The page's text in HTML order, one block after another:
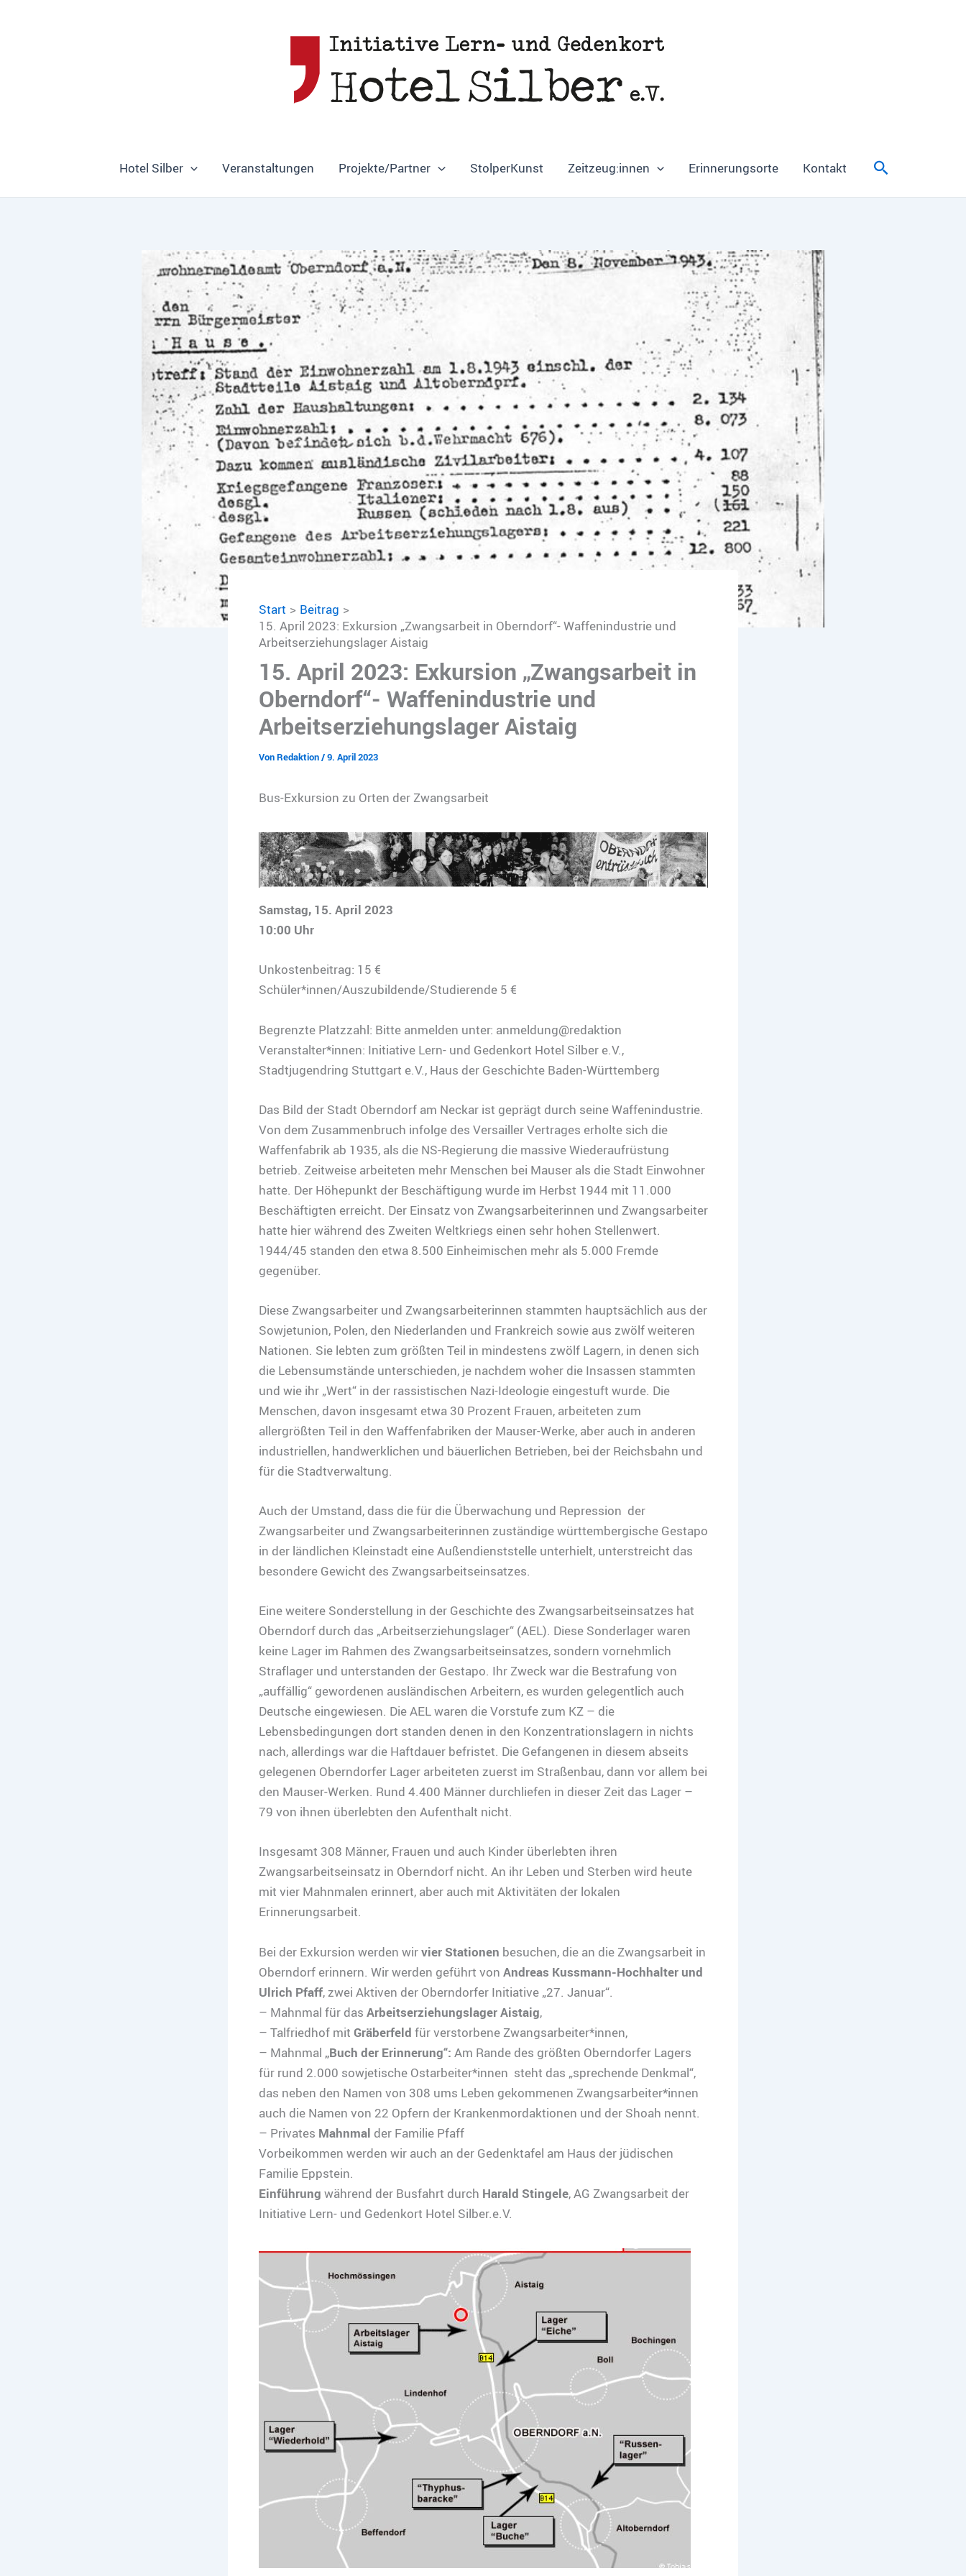
Hotel Silber Veranstaltungen Projekte/Partner StolperKunst Zeitzeug:innen Erinnerungsorte Kontakt Suchen
Start
Beitrag
15. April 2023: Exkursion „Zwangsarbeit in Oberndorf“- Waffenindustrie und
Arbeitserziehungslager Aistaig
15. April 2023: Exkursion „Zwangsarbeit in
Oberndorf“- Waffenindustrie und
Arbeitserziehungslager Aistaig
VonRedaktion/9. April 2023
Bus-Exkursion zu Orten der Zwangsarbeit
Samstag, 15. April 2023
10:00 Uhr
Unkostenbeitrag: 15 €
Schüler*innen/Auszubildende/Studierende 5 €
Begrenzte Platzzahl: Bitte anmelden unter: anmeldung@redaktion
Veranstalter*innen: Initiative Lern- und Gedenkort Hotel Silber e.V.,
Stadtjugendring Stuttgart e.V., Haus der Geschichte Baden-Württemberg
Das Bild der Stadt Oberndorf am Neckar ist geprägt durch seine Waffenindustrie.
Von dem Zusammenbruch infolge des Versailler Vertrages erholte sich die
Waffenfabrik ab 1935, als die NS-Regierung die massive Wiederaufrüstung
betrieb. Zeitweise arbeiteten mehr Menschen bei Mauser als die Stadt Einwohner
hatte. Der Höhepunkt der Beschäftigung wurde im Herbst 1944 mit 11.000
Beschäftigten erreicht. Der Einsatz von Zwangsarbeiterinnen und Zwangsarbeiter
hatte hier während des Zweiten Weltkriegs einen sehr hohen Stellenwert.
1944/45 standen den etwa 8.500 Einheimischen mehr als 5.000 Fremde
gegenüber.
Diese Zwangsarbeiter und Zwangsarbeiterinnen stammten hauptsächlich aus der
Sowjet­union, Polen, den Niederlanden und Frankreich sowie aus zwölf weiteren
Nationen. Sie lebten zum größten Teil in mindestens zwölf Lagern, in denen sich
die Lebensumstände unterschieden, je nachdem woher die Insassen stammten
und wie ihr „Wert“ in der rassistischen Nazi-Ideologie eingestuft wurde. Die
Menschen, davon insgesamt etwa 30 Prozent Frauen, arbeiteten zum
allergrößten Teil in den Waffenfabriken der Mauser-Werke, aber auch in anderen
industriellen, handwerklichen und bäuerlichen Betrieben, bei der Reichsbahn und
für die Stadtverwaltung.
Auch der Umstand, dass die für die Überwachung und Repression der
Zwangsarbeiter und Zwangsarbeiterinnen zuständige württembergische Gestapo
in der ländlichen Kleinstadt eine Außendienststelle unterhielt, unterstreicht das
besondere Gewicht des Zwangsarbeitseinsatzes.
Eine weitere Sonderstellung in der Geschichte des Zwangsarbeitseinsatzes hat
Oberndorf durch das „Arbeitserziehungslager“ (AEL). Diese Sonderlager waren
keine Lager im Rahmen des Zwangsarbeitseinsatzes, sondern vornehmlich
Straflager und unterstanden der Gestapo. Ihr Zweck war die Bestrafung von
„auffällig“ gewordenen ausländischen Arbeitern, es wurden gelegentlich auch
Deutsche eingewiesen. Die AEL waren die Vorstufe zum KZ – die
Lebensbedingungen dort standen denen in den Konzentrationslagern in nichts
nach, allerdings war die Haftdauer befristet. Die Gefangenen in diesem abseits
gelegenen Oberndorfer Lager arbeiteten zuerst im Straßenbau, dann vor allem bei
den Mauser-Werken. Rund 4.400 Männer durchliefen in dieser Zeit das Lager –
79 von ihnen überlebten den Aufenthalt nicht.
Insgesamt 308 Männer, Frauen und auch Kinder überlebten ihren
Zwangsarbeitseinsatz in Oberndorf nicht. An ihr Leben und Sterben wird heute
mit vier Mahnmalen erinnert, aber auch mit Aktivitäten der lokalen
Erinnerungsarbeit.
Bei der Exkursion werden wirvier Stationen besuchen, die an die Zwangsarbeit in
Oberndorf erinnern. Wir werden geführt von Andreas Kussmann-Hochhalter und
Ulrich Pfaff, zwei Aktiven der Oberndorfer Initiative „27. Januar“.
– Mahnmal für das Arbeitserziehungslager Aistaig,
– Talfriedhof mit Gräberfeld für verstorbene Zwangsarbeiter*innen,
– Mahnmal „Buch der Erinnerung“: Am Rande des größten Oberndorfer Lagers
für rund 2.000 sowjetische Ostarbeiter*innen steht das „sprechende Denkmal“,
das neben den Namen von 308 ums Leben gekommenen Zwangsarbeiter*innen
auch die Namen von 22 Opfern der Krankenmordaktionen und der Shoah nennt.
– Privates Mahnmal der Familie Pfaff
Vorbeikommen werden wir auch an der Gedenktafel am Haus der jüdischen
Familie Eppstein.
Einführung während der Busfahrt durch Harald Stingele, AG Zwangsarbeit der
Initiative Lern- und Gedenkort Hotel Silber.e.V.